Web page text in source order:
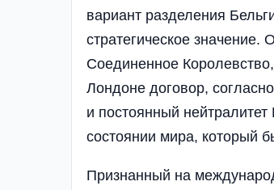
вариант разделения
стратегическое
Соединенное
Лондоне договор,
и постоянный
состоянии мира, который
Признанный на